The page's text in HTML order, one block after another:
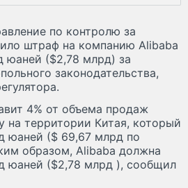
по контролю за
штраф на компанию Alibaba
юаней ($2,78 млрд) за
законодательства,
4% от объема продаж
на территории Китая, который
юаней ($ 69,67 млрд по
образом, Alibaba должна
юаней ($2,78 млрд ), сообщил